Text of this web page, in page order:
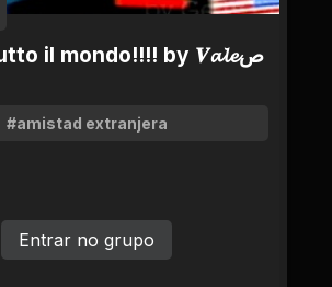
guys di tutto il mondo!!!! by 𝑽𝓪𝓵𝓮ص
#amistad extranjera
Entrar no grupo